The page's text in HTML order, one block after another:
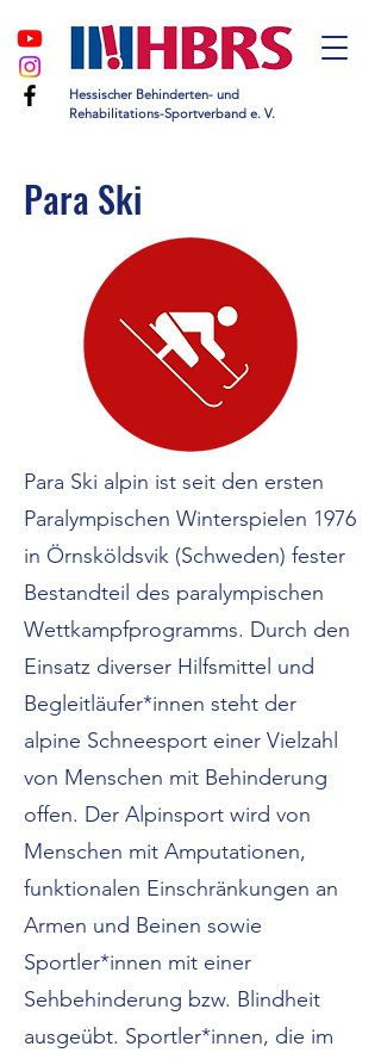
Hessischer Behinderten- und
Rehabilitations-Sportverband e. V.
Para Ski
Para Ski alpin ist seit den ersten
Paralympischen Winterspielen 1976
in Örnsköldsvik (Schweden) fester
Bestandteil des paralympischen
Wettkampfprogramms. Durch den
Einsatz diverser Hilfsmittel und
Begleitläufer*innen steht der
alpine Schneesport einer Vielzahl
von Menschen mit Behinderung
offen. Der Alpinsport wird von
Menschen mit Amputationen,
funktionalen Einschränkungen an
Armen und Beinen sowie
Sportler*innen mit einer
Sehbehinderung bzw. Blindheit
ausgeübt. Sportler*innen, die im